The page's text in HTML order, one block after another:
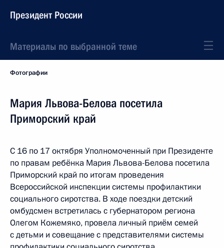
Президент России
Материалы по выбранной теме
Фотографии
Мария Львова-Белова посетила
Приморский край
С 16 по 17 октября Уполномоченный при Президенте
по правам ребёнка Мария Львова-Белова посетила
Приморский край по итогам проведения
Всероссийской инспекции системы профилактики
социального сиротства. В ходе поездки детский
омбудсмен встретилась с губернатором региона
Олегом Кожемяко, провела личный приём семей
с детьми и совещание с представителями системы